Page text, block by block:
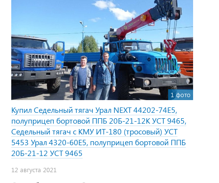
1 фото
Купил Седельный тягач Урал NEXT 44202-74Е5,
полуприцеп бортовой ППБ 20Б-21-12К УСТ 9465,
Седельный тягач с КМУ ИТ-180 (тросовый) УСТ
5453 Урал 4320-60Е5, полуприцеп бортовой ППБ
20Б-21-12 УСТ 9465
12 августа 2021